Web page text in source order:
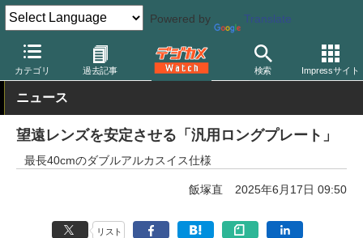
Powered by Translate
カテゴリ 過去記事 検索 Impressサイト
デジカメ Watch 撮影用品 三脚/一脚/雲台
ニュース
望遠レンズを安定させる「汎用ロングプレート」
最長40cmのダブルアルカスイス仕様
飯塚直 2025年6月17日 09:50
リスト